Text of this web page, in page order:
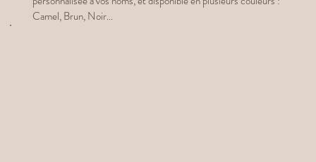
Camel, Brun, Noir...